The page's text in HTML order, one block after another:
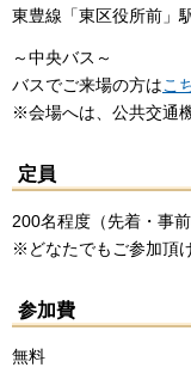
東豊線「東区役所前」
～中央バス～
バスでご来場の方はこ
※会場へは、公共交通
定員
200名程度（先着・事前
※どなたでもご参加頂
参加費
無料